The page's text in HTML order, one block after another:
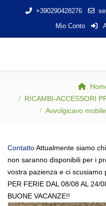
+390290428276
Mio Conto
RICAMBI-ACCESSORI
Avvolgicavo
ContattoAttualmente siamo
non saranno disponibili per i
vostra pazienza e ci scusiamo
PER FERIE DAL 08/08 AL 24/
BUONE VACANZE!!